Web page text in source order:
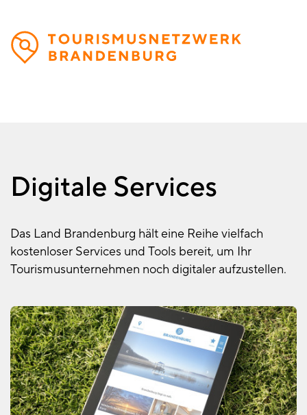
Direkt
zum
Inhalt
Digitale Services
Das Land Brandenburg hält eine Reihe vielfach
kostenloser Services und Tools bereit, um Ihr
Tourismusunternehmen noch digitaler aufzustellen.